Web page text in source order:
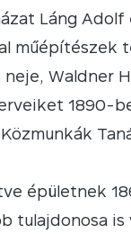
Láng Adolf
műépítészek
neje, Waldner
1890-
épületnek
tulajdonosa is